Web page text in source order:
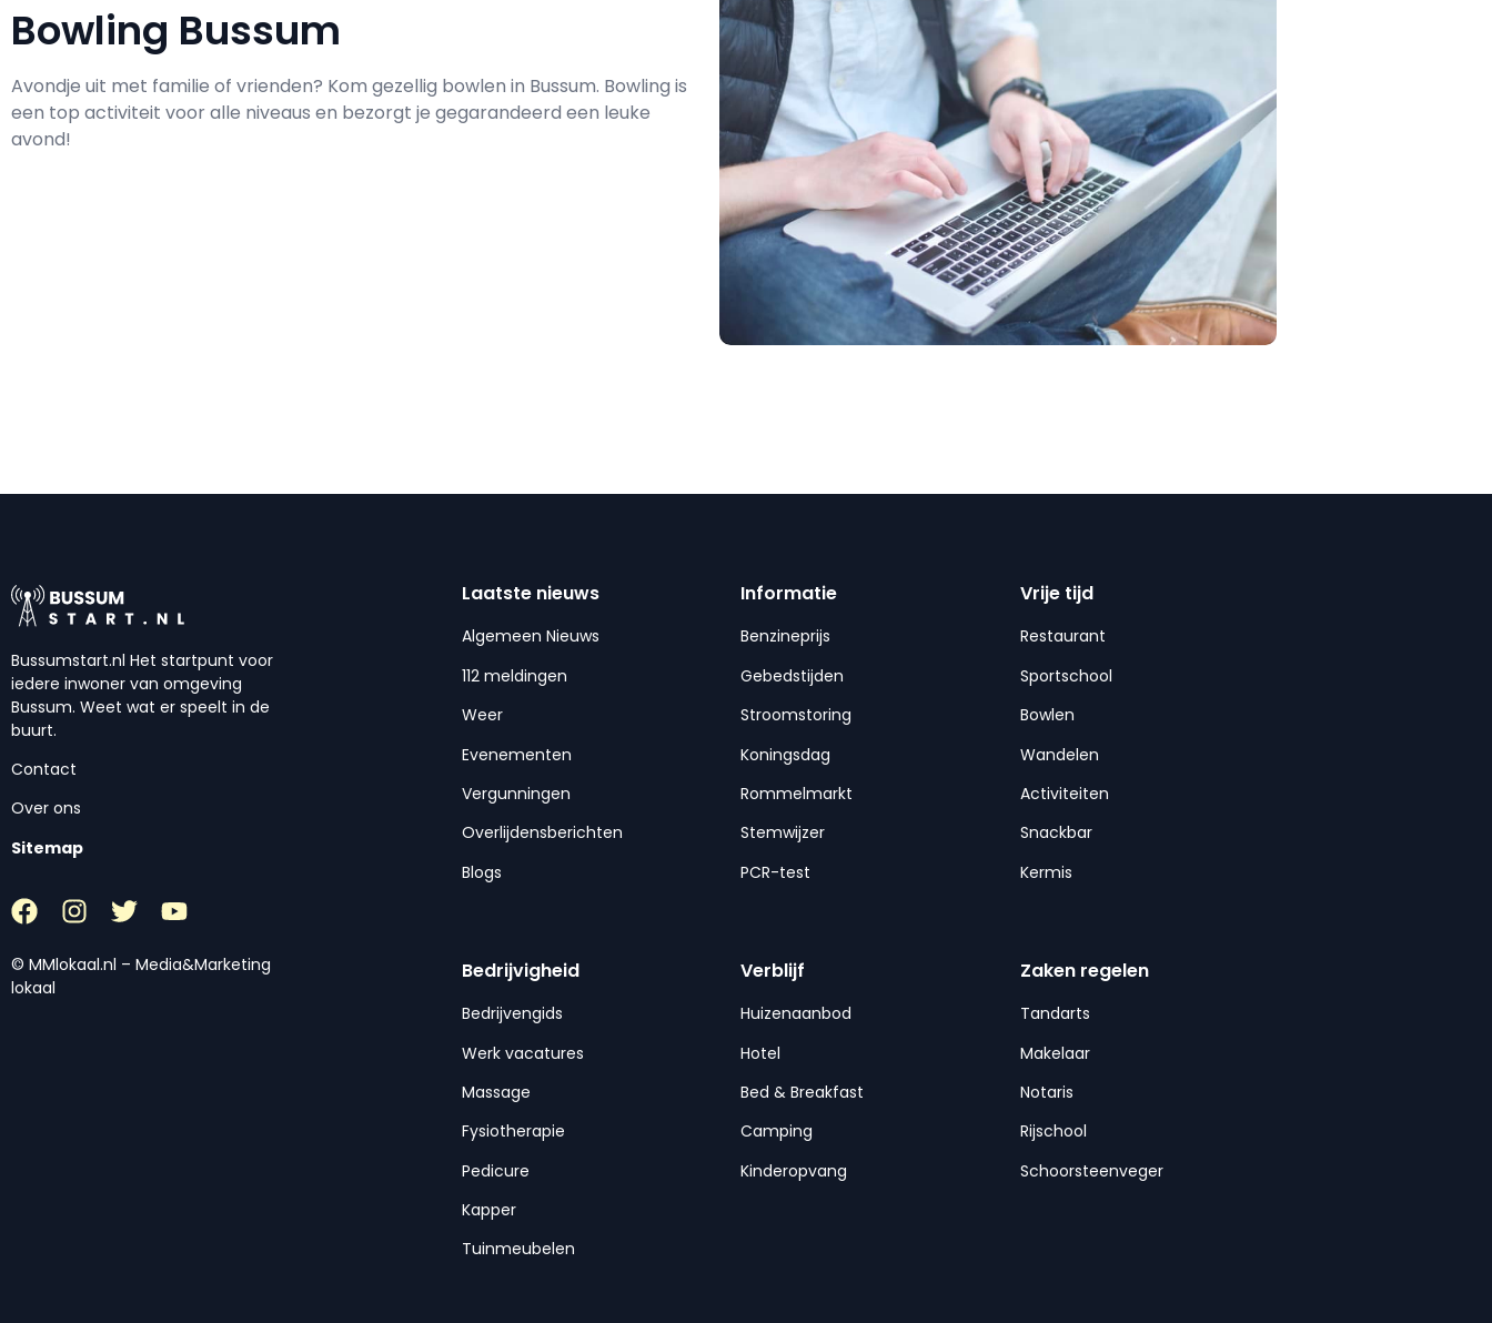
Bowling Bussum
Avondje uit met familie of vrienden? Kom gezellig bowlen in Bussum. Bowling is
een top activiteit voor alle niveaus en bezorgt je gegarandeerd een leuke
avond!
Bussumstart.nl Het startpunt voor
iedere inwoner van omgeving
Bussum. Weet wat er speelt in de
buurt.
Contact
Over ons
Sitemap
© MMlokaal.nl – Media&Marketing
lokaal
Laatste nieuws
Algemeen Nieuws
112 meldingen
Weer
Evenementen
Vergunningen
Overlijdensberichten
Blogs
Informatie
Benzineprijs
Gebedstijden
Stroomstoring
Koningsdag
Rommelmarkt
Stemwijzer
PCR-test
Vrije tijd
Restaurant
Sportschool
Bowlen
Wandelen
Activiteiten
Snackbar
Kermis
Bedrijvigheid
Bedrijvengids
Werk vacatures
Massage
Fysiotherapie
Pedicure
Kapper
Tuinmeubelen
Verblijf
Huizenaanbod
Hotel
Bed & Breakfast
Camping
Kinderopvang
Zaken regelen
Tandarts
Makelaar
Notaris
Rijschool
Schoorsteenveger